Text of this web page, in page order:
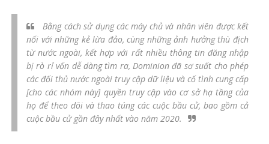
Bằng cách sử dụng các máy chủ và nhân viên được kết
nối với những kẻ lừa đảo, cùng những ảnh hưởng thù địch
từ nước ngoài, kết hợp với rất nhiều thông tin đăng nhập
bị rò rỉ vốn dễ dàng tìm ra, Dominion đã sơ suất cho phép
các đối thủ nước ngoài truy cập dữ liệu và cố tình cung cấp
[cho các nhóm này] quyền truy cập vào cơ sở hạ tầng của
họ để theo dõi và thao túng các cuộc bầu cử, bao gồm cả
cuộc bầu cử gần đây nhất vào năm 2020.